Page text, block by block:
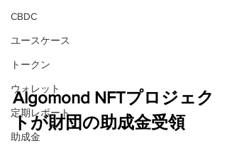
CBDC
ユースケース
トークン
ウォレット
定期レポート
助成金
Algomond NFTプロジェク
トが財団の助成金受領